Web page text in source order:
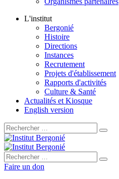
L'institut
Bergonié
Histoire
Directions
Instances
Recrutement
Projets d'établissement
Rapports d'activités
Culture & Santé
Actualités et Kiosque
English version
Rechercher :
Rechercher :
Faire un don